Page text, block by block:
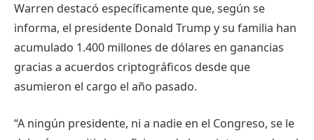
Warren destacó específicamente que, según se
informa, el presidente Donald Trump y su familia han
acumulado 1.400 millones de dólares en ganancias
gracias a acuerdos criptográficos desde que
asumieron el cargo el año pasado.
“A ningún presidente, ni a nadie en el Congreso, se le